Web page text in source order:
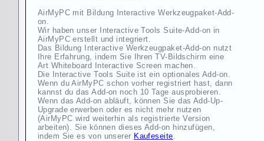
AirMyPC mit Bildung Interactive Werkzeugpaket-Add-
on
Wir haben unser Interactive Tools Suite-Add-on in
AirMyPC erstellt und integriert.
Das Bildung Interactive Werkzeugpaket-Add-on nutzt
Ihre Erfahrung, indem Sie Ihren TV-Bildschirm eine
Art Whiteboard Interactive Screen machen.
Die Interactive Tools Suite ist ein optionales Add-on.
Wenn du AirMyPC schon vorher registriert hast, dann
kannst du das Add-on noch 10 Tage ausprobieren.
Wenn das Add-on abläuft, können Sie das Add-Up-
Upgrade erwerben oder es nicht mehr nutzen
(AirMyPC wird weiterhin als registrierte Version
arbeiten). Sie können dieses Add-on hinzufügen,
indem Sie es von unserer Kaufeseite